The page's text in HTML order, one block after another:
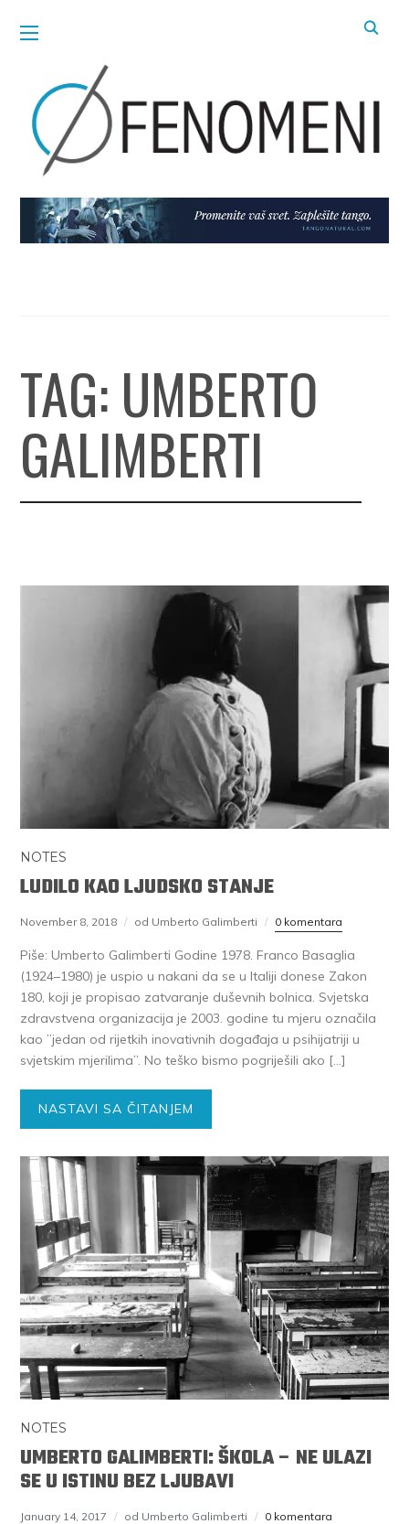
TAG: UMBERTO
GALIMBERTI
NOTES
LUDILO KAO LJUDSKO STANJE
November 8, 2018 od Umberto Galimberti 0 komentara
Piše: Umberto Galimberti Godine 1978. Franco Basaglia
(1924–1980) je uspio u nakani da se u Italiji donese Zakon
180, koji je propisao zatvaranje duševnih bolnica. Svjetska
zdravstvena organizacija je 2003. godine tu mjeru označila
kao ”jedan od rijetkih inovativnih događaja u psihijatriji u
svjetskim mjerilima”. No teško bismo pogriješili ako […]
NASTAVI SA ČITANJEM
NOTES
UMBERTO GALIMBERTI: ŠKOLA – NE ULAZI
SE U ISTINU BEZ LJUBAVI
January 14, 2017 od Umberto Galimberti 0 komentara